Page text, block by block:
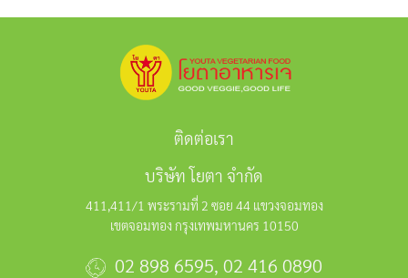
ติดต่อเรา
บริษัท โยตา จำกัด
411,411/1 พระรามที่ 2 ซอย 44 แขวงจอมทอง
เขตจอมทอง กรุงเทพมหานคร 10150
02 898 6595, 02 416 0890